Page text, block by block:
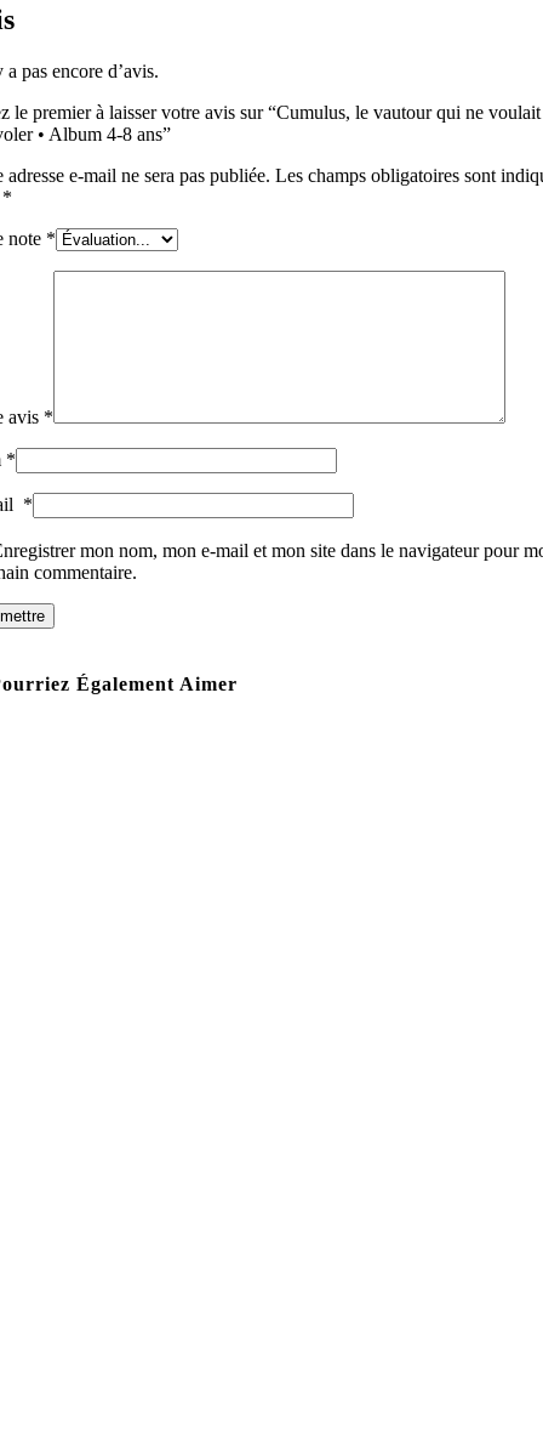
a pas encore d’avis.
le premier à laisser votre avis sur “Cumulus, le vautour qui ne voulait
• Album 4-8 ans”
adresse e-mail ne sera pas publiée. Les champs obligatoires sont
*
note *
avis *
*
*
mon nom, mon e-mail et mon site dans le navigateur pour
commentaire.
Également Aimer